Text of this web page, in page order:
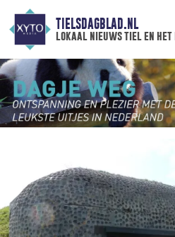
TIELSDAGBLAD.NL
lokaal nieuws tiel en